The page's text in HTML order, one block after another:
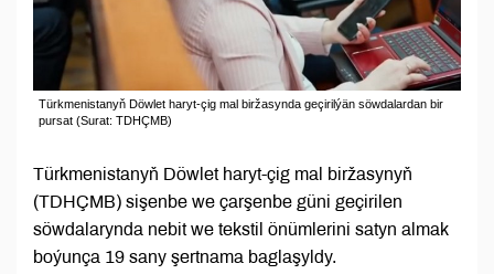
Türkmenistanyň Döwlet haryt-çig mal biržasynda geçirilýän söwdalardan bir
pursat (Surat: TDHÇMB)
Türkmenistanyň Döwlet haryt-çig mal biržasynyň
(TDHÇMB) sişenbe we çarşenbe güni geçirilen
söwdalarynda nebit we tekstil önümlerini satyn almak
boýunça 19 sany şertnama baglaşyldy.